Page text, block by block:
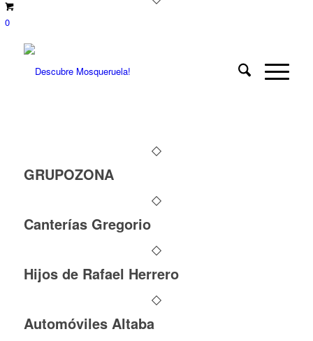
0
GRUPOZONA
Canterías Gregorio
Hijos de Rafael Herrero
Automóviles Altaba